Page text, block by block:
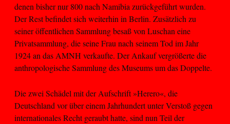
denen bisher nur 800 nach Namibia zurückgeführt wurden.
Der Rest befindet sich weiterhin in Berlin. Zusätzlich zu
seiner öffentlichen Sammlung besaß von Luschan eine
Privatsammlung, die seine Frau nach seinem Tod im Jahr
1924 an das AMNH verkaufte. Der Ankauf vergrößerte die
anthropologische Sammlung des Museums um das Doppelte.
Die zwei Schädel mit der Aufschrift »Herero«, die
Deutschland vor über einem Jahrhundert unter Verstoß gegen
internationales Recht geraubt hatte, sind nun Teil der